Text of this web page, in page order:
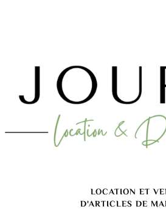
LOCATION ET
D'ARTICLES DE